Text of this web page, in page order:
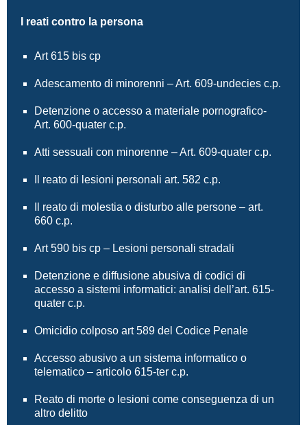
I reati contro la persona
Art 615 bis cp
Adescamento di minorenni – Art. 609-undecies c.p.
Detenzione o accesso a materiale pornografico-
Art. 600-quater c.p.
Atti sessuali con minorenne – Art. 609-quater c.p.
Il reato di lesioni personali art. 582 c.p.
Il reato di molestia o disturbo alle persone – art.
660 c.p.
Art 590 bis cp – Lesioni personali stradali
Detenzione e diffusione abusiva di codici di
accesso a sistemi informatici: analisi dell’art. 615-
quater c.p.
Omicidio colposo art 589 del Codice Penale
Accesso abusivo a un sistema informatico o
telematico – articolo 615-ter c.p.
Reato di morte o lesioni come conseguenza di un
altro delitto